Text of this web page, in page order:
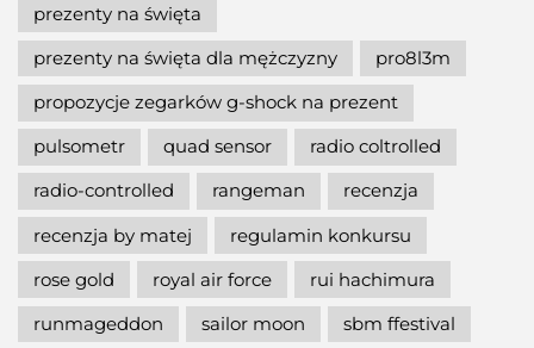
prezenty na święta
prezenty na święta dla mężczyzny
pro8l3m
propozycje zegarków g-shock na prezent
pulsometr
quad sensor
radio coltrolled
radio-controlled
rangeman
recenzja
recenzja by matej
regulamin konkursu
rose gold
royal air force
rui hachimura
runmageddon
sailor moon
sbm ffestival